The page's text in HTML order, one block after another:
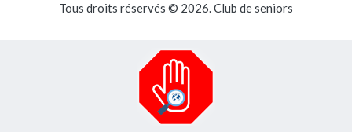
Tous droits réservés © 2026. Club de seniors